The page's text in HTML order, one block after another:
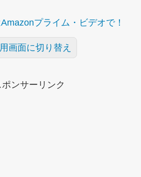
プライム・ビデオで！
画面に切り替え
ポンサーリンク